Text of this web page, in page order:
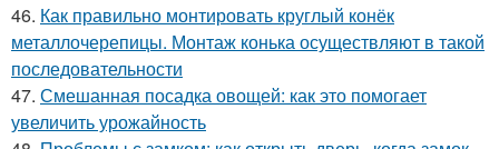
46. Как правильно монтировать круглый конёк
металлочерепицы. Монтаж конька осуществляют в такой
последовательности
47. Смешанная посадка овощей: как это помогает
увеличить урожайность